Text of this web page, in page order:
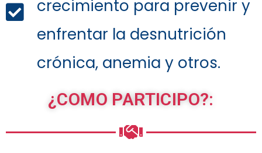
crecimiento para prevenir y
enfrentar la desnutrición
crónica, anemia y otros.
¿COMO PARTICIPO?: